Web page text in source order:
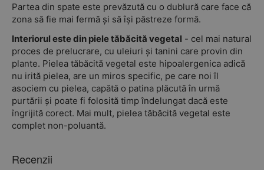
Partea din spate este prevăzută cu o dublură care face că
zona să fie mai fermă și să își păstreze formă.
Interiorul este din piele tăbăcită vegetal - cel mai natural
proces de prelucrare, cu uleiuri și tanini care provin din
plante. Pielea tăbăcită vegetal este hipoalergenica adică
nu irită pielea, are un miros specific, pe care noi îl
asociem cu pielea, capătă o patina plăcută în urmă
purtării și poate fi folosită timp îndelungat dacă este
îngrijită corect. Mai mult, pielea tăbăcită vegetal este
complet non-poluantă.
Recenzii